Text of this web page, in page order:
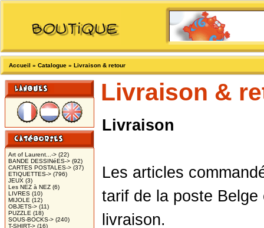
Accueil » Catalogue » Livraison & retour
Art of Laurent...-> (22)
BANDE DESSINéES-> (92)
CARTES POSTALES-> (37)
ETIQUETTES-> (796)
JEUX (3)
Les NEZ à NEZ (6)
LIVRES (10)
MIJOLE (12)
OBJETS-> (11)
PUZZLE (18)
SOUS-BOCKS-> (240)
T-SHIRT-> (16)
Livraison &
Livraison
Les articles
tarif de la poste
livraison.